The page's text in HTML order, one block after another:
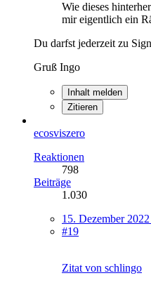
Wie dieses
mir eigentlich ein
Du darfst jederzeit zu
Gruß Ingo
Inhalt melden
Zitieren
ecosviszero
Reaktionen
798
Beiträge
1.030
15. Dezember
#19
Zitat von schlingo